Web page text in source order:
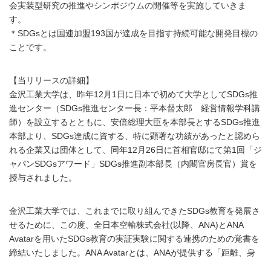
会実装型研究の推進やシンポジウムの開催等を実施していきま
す。
＊SDGsとは国連加盟193国が達成を目指す持続可能な開発目標の
ことです。
【当リリースの詳細】
金沢工業大学は、昨年12月1日に日本で初めて大学としてSDGs推
進センター（SDGs推進センター長：平本督太郎 経営情報学科講
師）を設立するとともに、安倍総理大臣を本部長とするSDGs推進
本部より、SDGs達成に資する、特に顕著な功績があったと認めら
れる企業又は団体として、同年12月26日に首相官邸にて第1回「ジ
ャパンSDGsアワード」SDGs推進副本部長（内閣官房長官）賞を
授与されました。
金沢工業大学では、これまでに取り組んできたSDGs教育を発展さ
せるために、この度、全日本空輸株式会社(以降、ANA)とANA
Avatarを用いたSDGs教育の実証実験に関する連携のための覚書を
締結いたしました。ANA Avatarとは、ANAが提供する「距離、身